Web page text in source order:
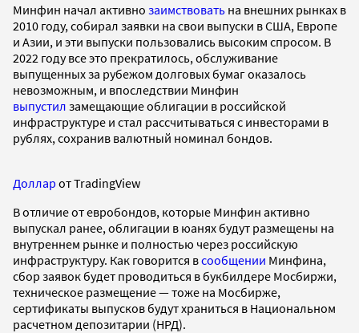
Минфин начал активно заимствовать на внешних рынках в
2010 году, собирал заявки на свои выпуски в США, Европе
и Азии, и эти выпуски пользовались высоким спросом. В
2022 году все это прекратилось, обслуживание
выпущенных за рубежом долговых бумаг оказалось
невозможным, и впоследствии Минфин
выпустил замещающие облигации в российской
инфраструктуре и стал рассчитываться с инвесторами в
рублях, сохранив валютный номинал бондов.
Доллар от TradingView
В отличие от евробондов, которые Минфин активно
выпускал ранее, облигации в юанях будут размещены на
внутреннем рынке и полностью через российскую
инфраструктуру. Как говорится всообщении Минфина,
сбор заявок будет проводиться в букбилдере Мосбиржи,
техническое размещение — тоже на Мосбирже,
сертификаты выпусков будут храниться в Национальном
расчетном депозитарии (НРД).